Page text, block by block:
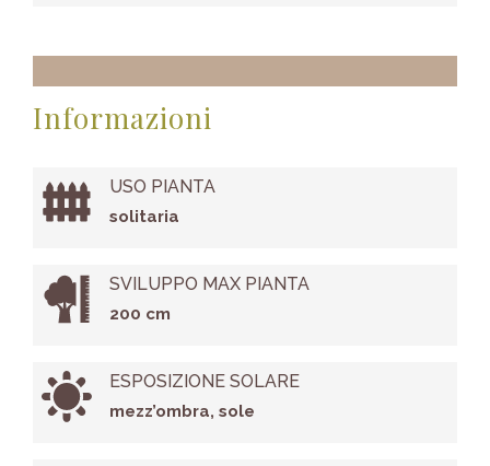
Informazioni
USO PIANTA
solitaria
SVILUPPO MAX PIANTA
200 cm
ESPOSIZIONE SOLARE
mezz’ombra, sole